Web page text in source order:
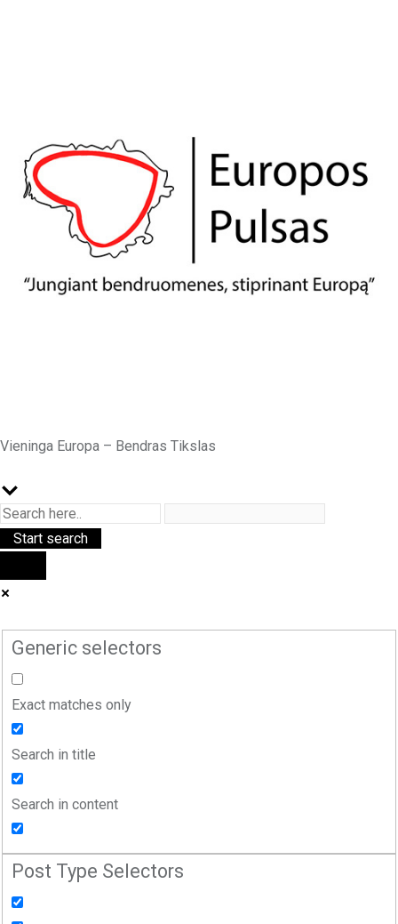
Vieninga Europa – Bendras Tikslas
Generic selectors
Exact matches only
Search in title
Search in content
Post Type Selectors